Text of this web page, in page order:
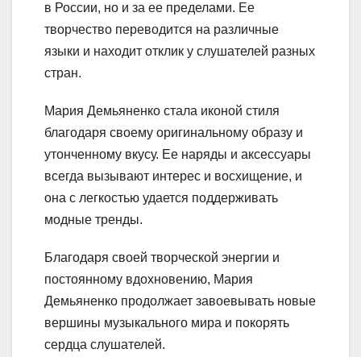
в России, но и за ее пределами. Ее
творчество переводится на различные
языки и находит отклик у слушателей разных
стран.
Мария Демьяненко стала иконой стиля
благодаря своему оригинальному образу и
утонченному вкусу. Ее наряды и аксессуары
всегда вызывают интерес и восхищение, и
она с легкостью удается поддерживать
модные тренды.
Благодаря своей творческой энергии и
постоянному вдохновению, Мария
Демьяненко продолжает завоевывать новые
вершины музыкального мира и покорять
сердца слушателей.